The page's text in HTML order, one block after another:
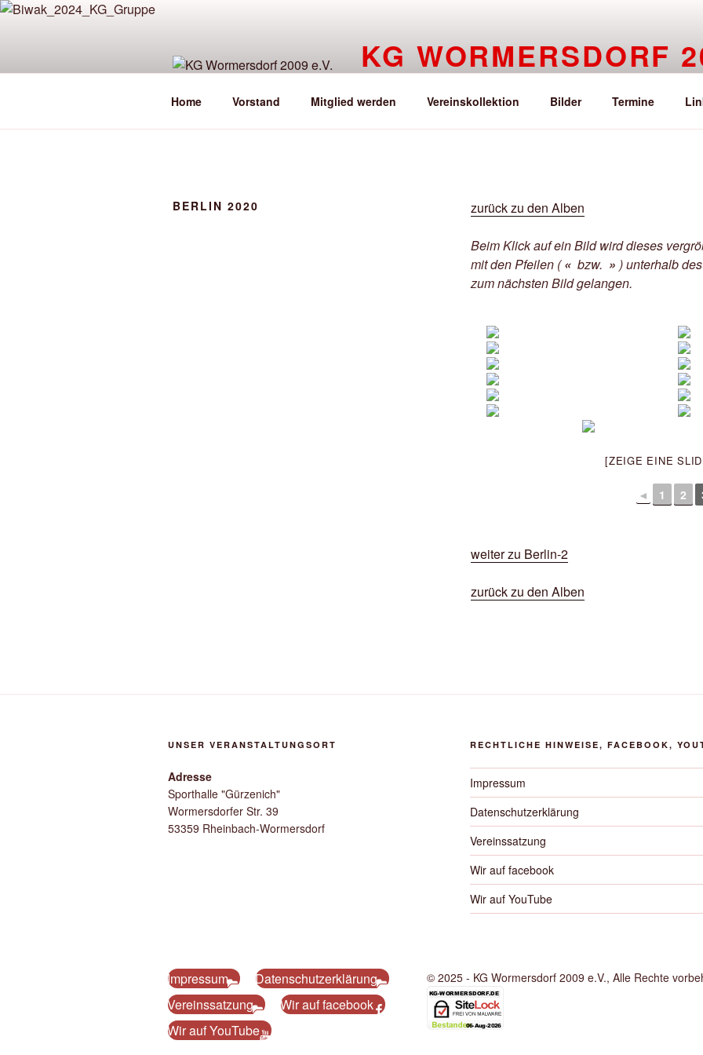
Zum
KG WORMERSDORF
Home Vorstand Mitglied werden Vereinskollektion Bilder Termine
BERLIN 2020 zurück zu den Alben
Beim Klick auf ein Bild wird dieses
mit den Pfeilen («bzw. » ) unterhalb
zum nächsten Bild gelangen.
[ZEIGE EINE
◄ 1 2
weiter zu Berlin-2
zurück zu den Alben
UNSER VERANSTALTUNGSORT
Adresse
Sporthalle "Gürzenich"
Wormersdorfer Str. 39
53359 Rheinbach-Wormersdorf
RECHTLICHE HINWEISE, FACEBOOK,
Impressum
Datenschutzerklärung
Vereinssatzung
Wir auf facebook
Wir auf YouTube
Impressum
Datenschutzerklärung
Vereinssatzung
Wir auf facebook
Wir auf YouTube
© 2025 - KG Wormersdorf 2009 e.V., Alle Rechte